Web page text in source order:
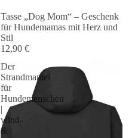
Tasse „Dog Mom“ – Geschenk
für Hundemamas mit Herz und
Stil
12,90 €
Der
Strandmantel
für
Hundemenschen
|
wind-
&